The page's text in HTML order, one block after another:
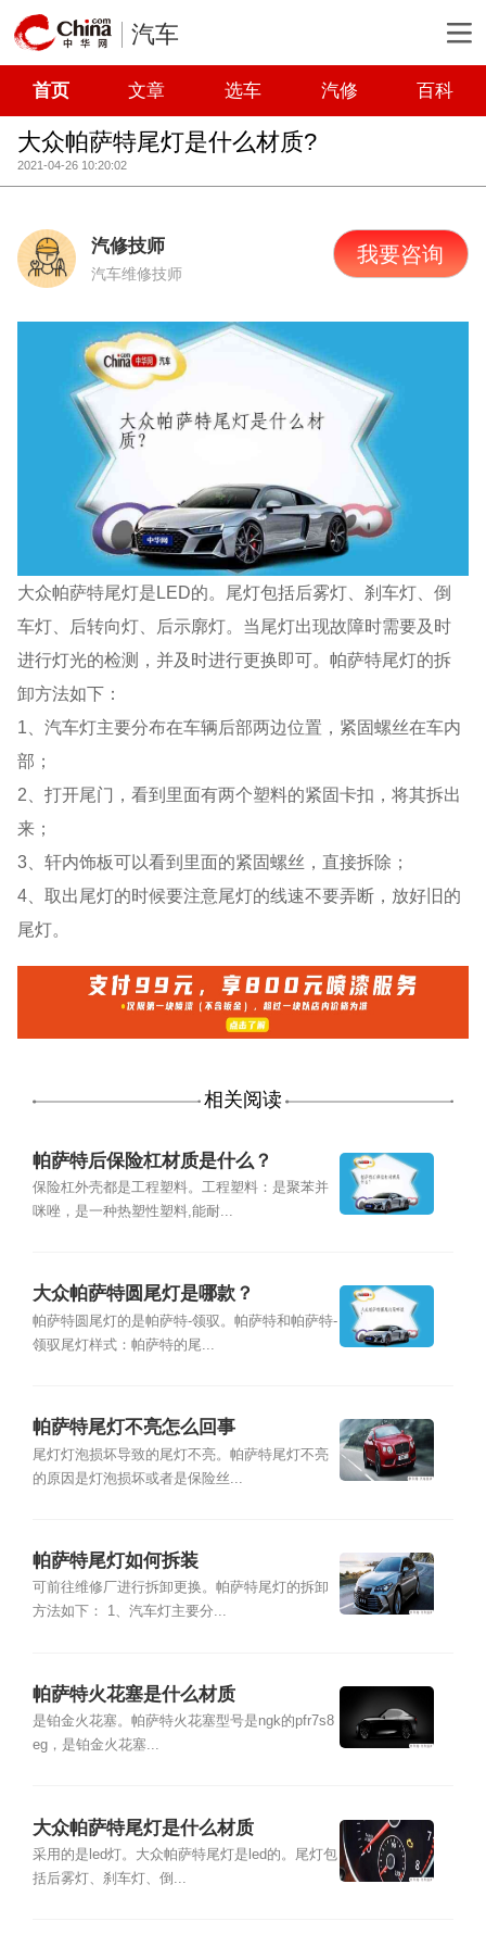
汽车
首页 文章 选车 汽修 百科
大众帕萨特尾灯是什么材质?
2021-04-26 10:20:02
汽修技师
汽车维修技师
我要咨询
大众帕萨特尾灯是LED的。尾灯包括后雾灯、刹车灯、倒
车灯、后转向灯、后示廓灯。当尾灯出现故障时需要及时
进行灯光的检测，并及时进行更换即可。帕萨特尾灯的拆
卸方法如下：
1、汽车灯主要分布在车辆后部两边位置，紧固螺丝在车内
部；
2、打开尾门，看到里面有两个塑料的紧固卡扣，将其拆出
来；
3、轩内饰板可以看到里面的紧固螺丝，直接拆除；
4、取出尾灯的时候要注意尾灯的线速不要弄断，放好旧的
尾灯。
相关阅读
帕萨特后保险杠材质是什么？
保险杠外壳都是工程塑料。工程塑料：是聚苯并
咪唑，是一种热塑性塑料,能耐...
大众帕萨特圆尾灯是哪款？
帕萨特圆尾灯的是帕萨特-领驭。帕萨特和帕萨特-
领驭尾灯样式：帕萨特的尾...
帕萨特尾灯不亮怎么回事
尾灯灯泡损坏导致的尾灯不亮。帕萨特尾灯不亮
的原因是灯泡损坏或者是保险丝...
帕萨特尾灯如何拆装
可前往维修厂进行拆卸更换。帕萨特尾灯的拆卸
方法如下： 1、汽车灯主要分...
帕萨特火花塞是什么材质
是铂金火花塞。帕萨特火花塞型号是ngk的pfr7s8
eg，是铂金火花塞...
大众帕萨特尾灯是什么材质
采用的是led灯。大众帕萨特尾灯是led的。尾灯包
括后雾灯、刹车灯、倒...